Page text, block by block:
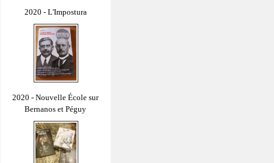
2020 - L'Impostura
2020 - Nouvelle École sur
Bernanos et Péguy